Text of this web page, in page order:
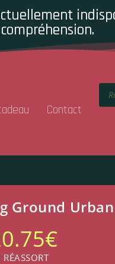
Contact
Ground
€
RÉASSORT